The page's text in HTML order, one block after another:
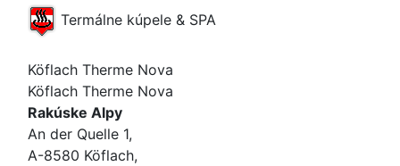
Termálne kúpele & SPA
Köflach Therme Nova
Köflach Therme Nova
Rakúske Alpy
An der Quelle 1,
A-8580 Köflach,